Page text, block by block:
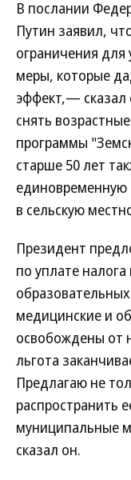
В послании
Путин заявил,
ограничения
меры, которые
эффект,—
снять
программы
старше 50 лет
единовременную
в сельскую
Президент
по уплате
медицинские и
освобождены от
льгота
Предлагаю не
распространить
муниципальные
сказал он.